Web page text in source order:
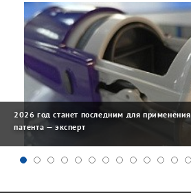
2026 год станет последним для применения
патента — эксперт